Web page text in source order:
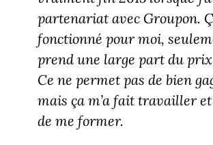
partenariat avec Groupon.
fonctionné pour moi,
prend une large part du prix
Ce ne permet pas de bien
mais ça m’a fait travailler et
de me former.